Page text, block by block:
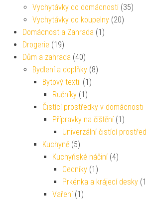
Vychytávky do domácnosti (35)
Vychytávky do koupelny (20)
Domácnost a Zahrada (1)
Drogerie (19)
Dům a zahrada (40)
Bydlení a doplňky (8)
Bytový textil (1)
Ručníky (1)
Čistící prostředky v domácnosti
Přípravky na čištění (1)
Univerzální čistící
Kuchyně (5)
Kuchyňské náčiní (4)
Cedníky (1)
Prkénka a krájecí desky
Vaření (1)